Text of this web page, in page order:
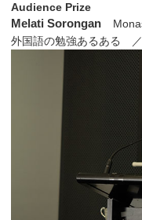
Audience Prize
Melati Sorongan
外国語の勉強あるある